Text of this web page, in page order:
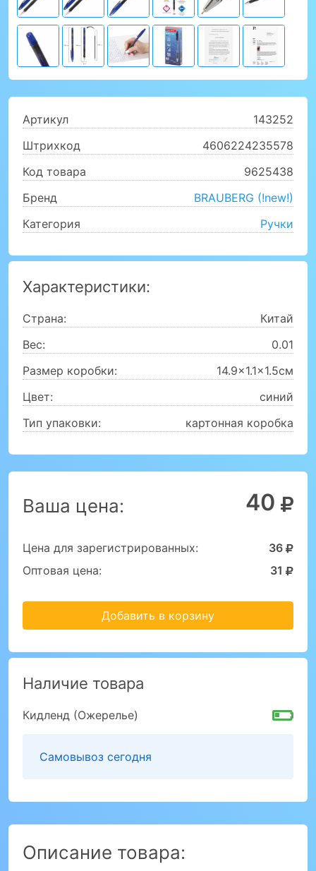
Артикул
143252
Штрихкод
4606224235578
Код товара
9625438
Бренд
BRAUBERG (!new!)
Категория
Ручки
Характеристики:
Страна:
Китай
Вес:
0.01
Размер коробки:
14.9x1.1x1.5см
Цвет:
синий
Тип упаковки:
картонная коробка
Ваша цена: 40
Цена для зарегистрированных:
36
Оптовая цена:
31
Добавить в корзину
Наличие товара
Кидленд (Ожерелье)
Самовывоз сегодня
Описание товара: